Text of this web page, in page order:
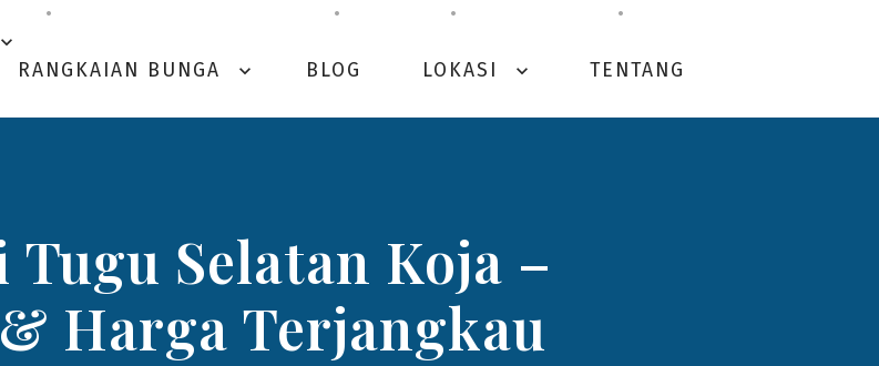
expand_more
RANGKAIAN BUNGA expand_more BLOG LOKASI expand_more TENTANG
Selatan Koja –
Harga Terjangkau